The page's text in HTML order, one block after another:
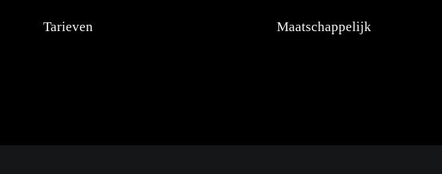
Tarieven Maatschappelijk